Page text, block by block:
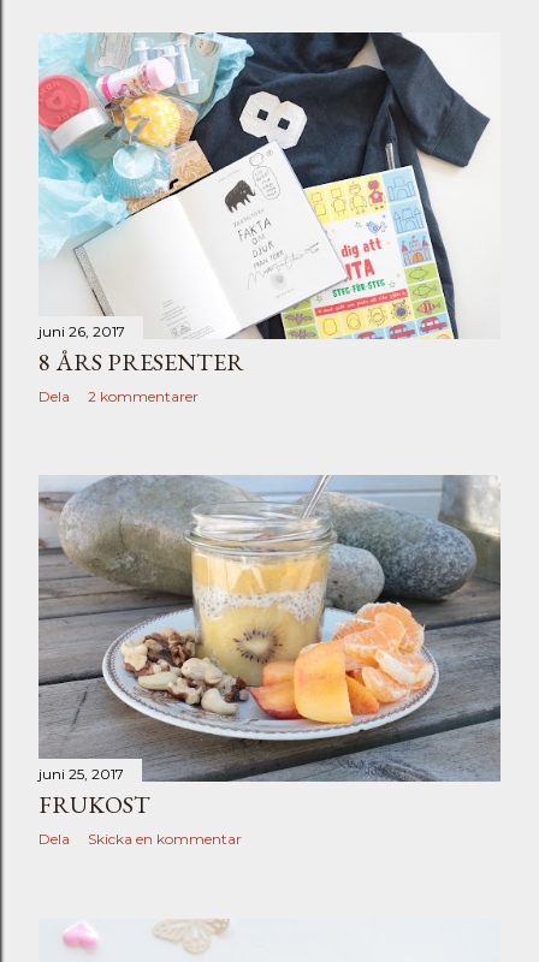
juni 26, 2017
8 ÅRS PRESENTER
Dela 2 kommentarer
juni 25, 2017
FRUKOST
Dela Skicka en kommentar